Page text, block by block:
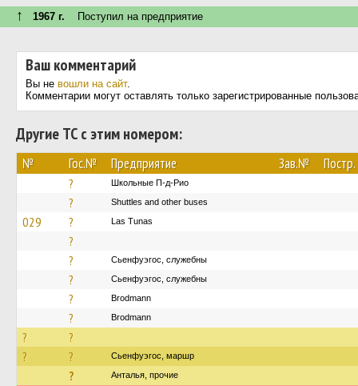
↑ 1967 г. Поступил на предприятие
Ваш комментарий
Вы не вошли на сайт.
Комментарии могут оставлять только зарегистрированные
Другие ТС с этим номером:
№ Гос.№ Предприятие Зав.№ Постр.
? Школьные П-д-Рио
? Shuttles and other buses
029 ? Las Tunas
?
?
Сьенфуэгос, служебны
? Сьенфуэгос, служебны
? Brodmann
? Brodmann
?
?
?
? Сьенфуэгос, маршр
? Анталья, прочие